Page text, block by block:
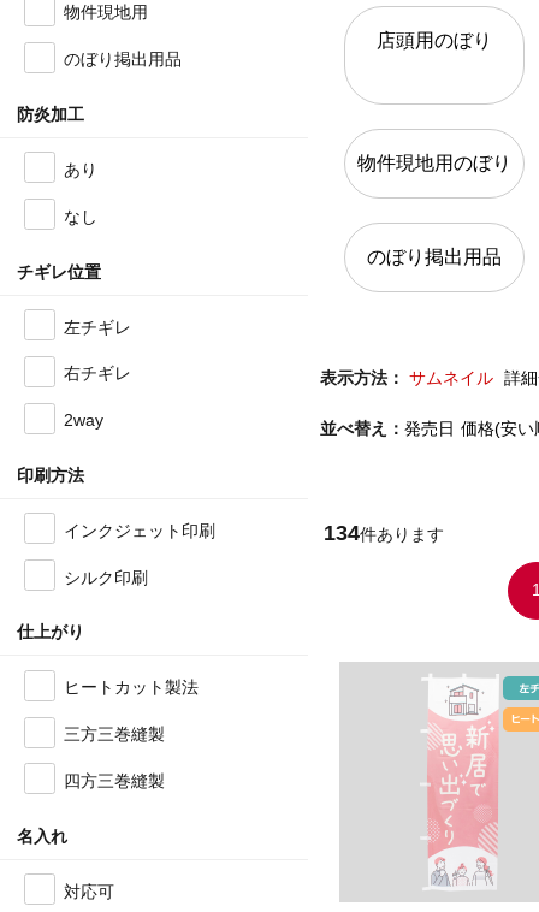
物件現地用
のぼり掲出用品
防炎加工
あり
なし
チギレ位置
左チギレ
右チギレ
2way
印刷方法
インクジェット印刷
シルク印刷
仕上がり
ヒートカット製法
三方三巻縫製
四方三巻縫製
名入れ
対応可
店頭用のぼり
物件現地用のぼり
のぼり掲出用品
表示方法： サムネイル 詳
並べ替え： 発売日 価格(安い
134件あります